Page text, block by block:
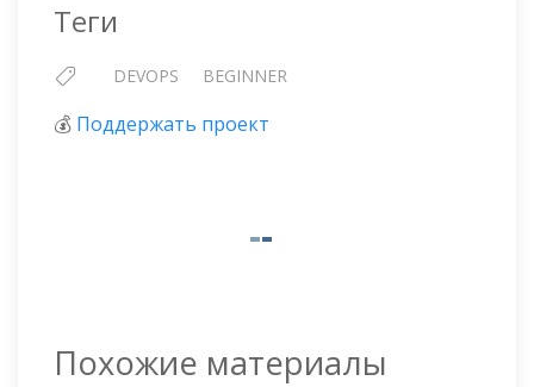
Теги
DEVOPS BEGINNER
💰 Поддержать проект
Похожие материалы